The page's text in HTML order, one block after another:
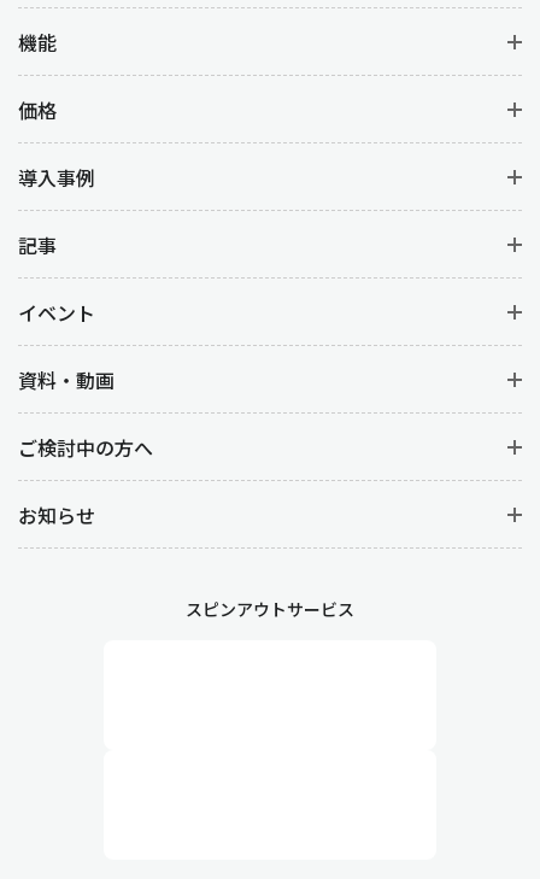
機能
価格
導入事例
記事
イベント
資料・動画
ご検討中の方へ
お知らせ
スピンアウトサービス